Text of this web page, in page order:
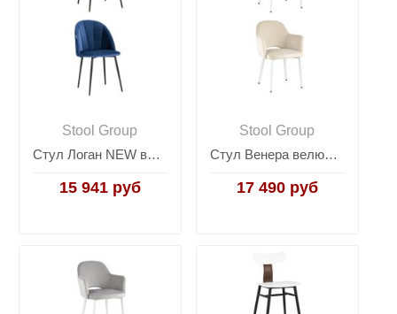
Stool Group
Стул Логан NEW велюр синий 2 шт
15 941 руб
Stool Group
Стул Венера велюр кремовый ножки белые 2 шт
17 490 руб